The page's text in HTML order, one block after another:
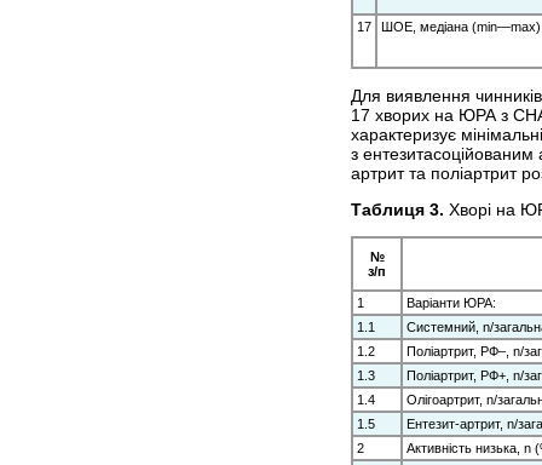
17 ШОЕ, медіана (min—max),
Для виявлення
17 хворих на ЮРА з
характеризує
з
артрит та поліартрит
Таблиця 3. Хворі на
№
з/п
1
Варіанти ЮРА:
1.1
Системний, n/
1.2
Поліартрит, РФ–, n/
1.3
Поліартрит, РФ+, n/
1.4
Олігоартрит, n/
1.5
Ентезит-артрит, n/
2
Активність низька, n